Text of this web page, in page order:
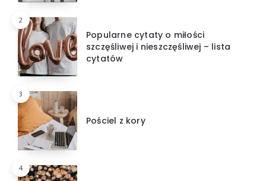
2
Popularne cytaty o miłości
szczęśliwej i nieszczęśliwej – lista
cytatów
3
Pościel z kory
4